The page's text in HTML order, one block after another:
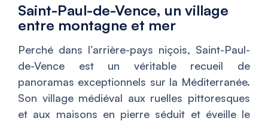
Saint-Paul-de-Vence, un village
entre montagne et mer
Perché dans l’arrière-pays niçois, Saint-Paul-
de-Vence est un véritable recueil de
panoramas exceptionnels sur la Méditerranée.
Son village médiéval aux ruelles pittoresques
et aux maisons en pierre séduit et éveille le